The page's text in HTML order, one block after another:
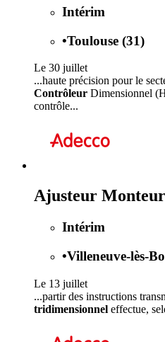
Intérim
•Toulouse (31)
Le 30 juillet
...haute précision pour le
Contrôleur Dimensionnel
contrôle...
Ajusteur
Intérim
•Villeneuve-lès-
Le 13 juillet
...partir des instructions
tridimensionnel effectue,